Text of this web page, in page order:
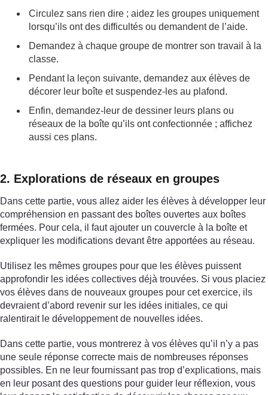
Circulez sans rien dire ; aidez les groupes uniquement
lorsqu’ils ont des difficultés ou demandent de l’aide.
Demandez à chaque groupe de montrer son travail à la
classe.
Pendant la leçon suivante, demandez aux élèves de
décorer leur boîte et suspendez-les au plafond.
Enfin, demandez-leur de dessiner leurs plans ou
réseaux de la boîte qu’ils ont confectionnée ; affichez
aussi ces plans.
2. Explorations de réseaux en groupes
Dans cette partie, vous allez aider les élèves à développer leur
compréhension en passant des boîtes ouvertes aux boîtes
fermées. Pour cela, il faut ajouter un couvercle à la boîte et
expliquer les modifications devant être apportées au réseau.
Utilisez les mêmes groupes pour que les élèves puissent
approfondir les idées collectives déjà trouvées. Si vous placiez
vos élèves dans de nouveaux groupes pour cet exercice, ils
devraient d’abord revenir sur les idées initiales, ce qui
ralentirait le développement de nouvelles idées.
Dans cette partie, vous montrerez à vos élèves qu’il n’y a pas
une seule réponse correcte mais de nombreuses réponses
possibles. En ne leur fournissant pas trop d’explications, mais
en leur posant des questions pour guider leur réflexion, vous